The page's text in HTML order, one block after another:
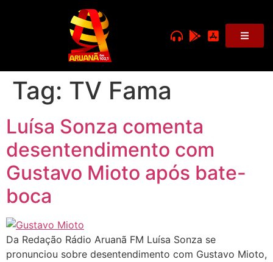
Tag: TV Fama
Luísa Sonza comenta
desentendimento com
Gustavo Mioto após bate-
boca
Da Redação Rádio Aruanã FM Luísa Sonza se
pronunciou sobre desentendimento com Gustavo Mioto,